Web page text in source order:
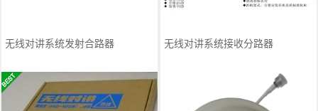
无线对讲系统发射合路器 无线对讲系统接收分路器